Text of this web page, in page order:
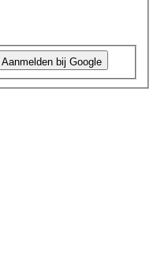
Aanmelden bij Google